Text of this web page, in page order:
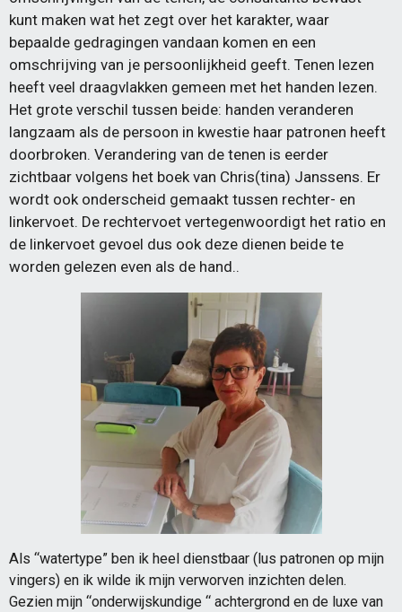
kunt maken wat het zegt over het karakter, waar
bepaalde gedragingen vandaan komen en een
omschrijving van je persoonlijkheid geeft. Tenen lezen
heeft veel draagvlakken gemeen met het handen lezen.
Het grote verschil tussen beide: handen veranderen
langzaam als de persoon in kwestie haar patronen heeft
doorbroken. Verandering van de tenen is eerder
zichtbaar volgens het boek van Chris(tina) Janssens. Er
wordt ook onderscheid gemaakt tussen rechter- en
linkervoet. De rechtervoet vertegenwoordigt het ratio en
de linkervoet gevoel dus ook deze dienen beide te
worden gelezen even als de hand..
Als “watertype” ben ik heel dienstbaar (lus patronen op mijn
vingers) en ik wilde ik mijn verworven inzichten delen.
Gezien mijn “onderwijskundige “ achtergrond en de luxe van